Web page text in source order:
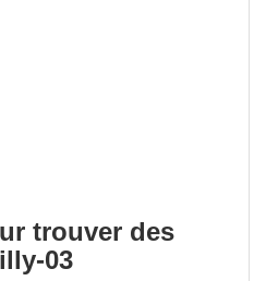
trouver des
03